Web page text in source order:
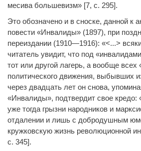
месива большевизм» [7, с. 295].
Это обозначено и в сноске, данной к
повести «Инвалиды» (1897), при
переиздании (1910—1916): «<...>
читатель увидит, что под
тот или другой лагерь, а вообще всех
политического движения, выбывших
через двадцать лет он снова,
«Инвалиды», подтвердит свое кредо:
уже тогда грызни народников и
отдалении и лишь с добродушным
кружковскую жизнь революционной
с. 345].